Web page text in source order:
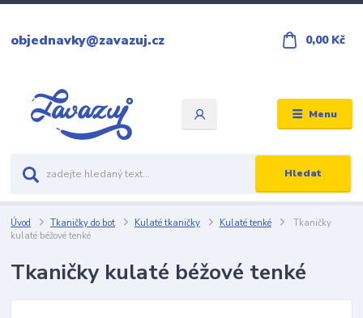
Menu
Hledat
objednavky@zavazuj.cz 0,00 Kč
Úvod Tkaničky do bot Kulaté tkaničky Kulaté tenké
Tkaničky
kulaté béžové tenké
Tkaničky kulaté béžové tenké